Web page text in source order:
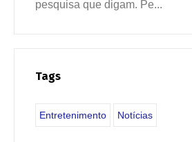
pesquisa que digam. Pe...
Tags
Entretenimento Notícias